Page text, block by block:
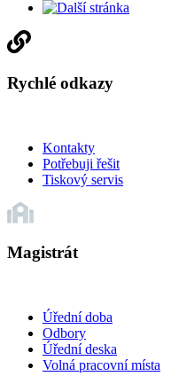
Rychlé odkazy
Kontakty
Potřebuji řešit
Tiskový servis
Magistrát
Úřední doba
Odbory
Úřední deska
Volná pracovní místa